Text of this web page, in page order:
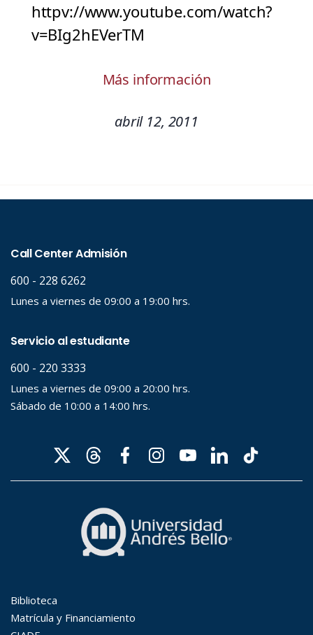
httpv://www.youtube.com/watch?
v=BIg2hEVerTM
Más información
abril 12, 2011